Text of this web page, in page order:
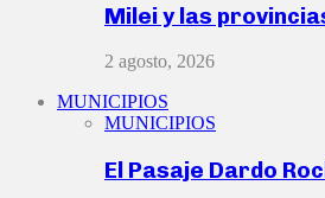
Milei y las
2 agosto, 2026
MUNICIPIOS
MUNICIPIOS
El Pasaje Dardo